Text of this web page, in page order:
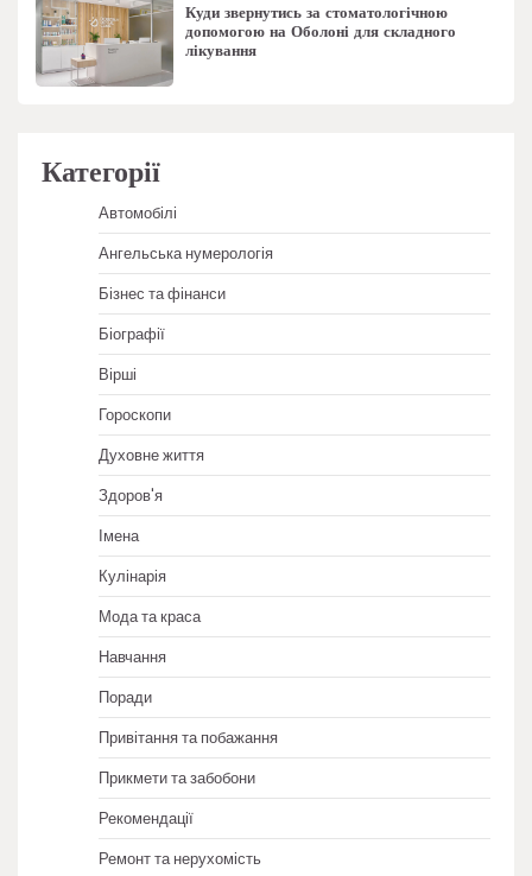
Куди звернутись за стоматологічною
допомогою на Оболоні для складного
лікування
Категорії
Автомобілі
Ангельська нумерологія
Бізнес та фінанси
Біографії
Вірші
Гороскопи
Духовне життя
Здоров'я
Імена
Кулінарія
Мода та краса
Навчання
Поради
Привітання та побажання
Прикмети та забобони
Рекомендації
Ремонт та нерухомість